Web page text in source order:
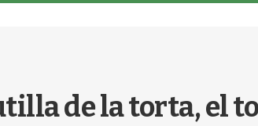
de la torta, el